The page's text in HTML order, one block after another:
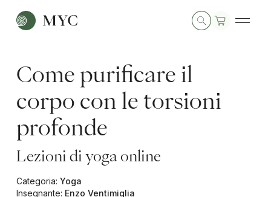
Come purificare il
corpo con le torsioni
profonde
Lezioni di yoga online
Categoria: Yoga
Insegnante: Enzo Ventimiglia